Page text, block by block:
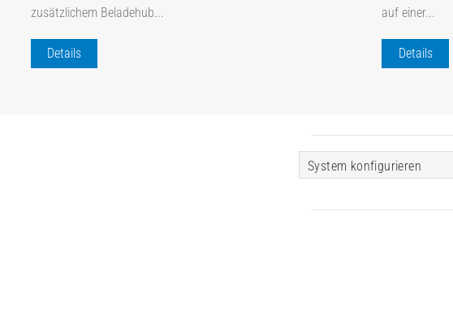
zusätzlichem Beladehub...
Details
auf einer...
Details
System konfigurieren